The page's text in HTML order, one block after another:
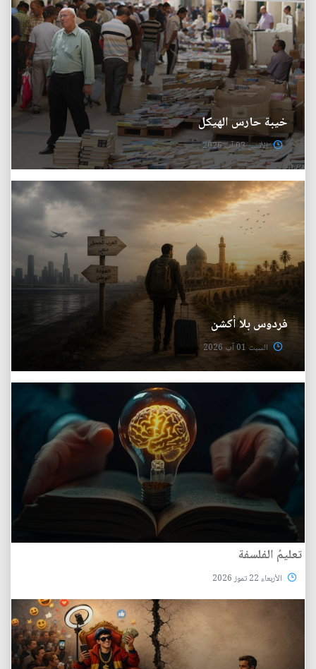
خيبة حارس الهيكل
الأثنين 03 آب 2026
فردوس بلا أكشن
السبت 01 آب 2026
تعليمُ الفلسفة
الأربعاء 22 تموز 2026